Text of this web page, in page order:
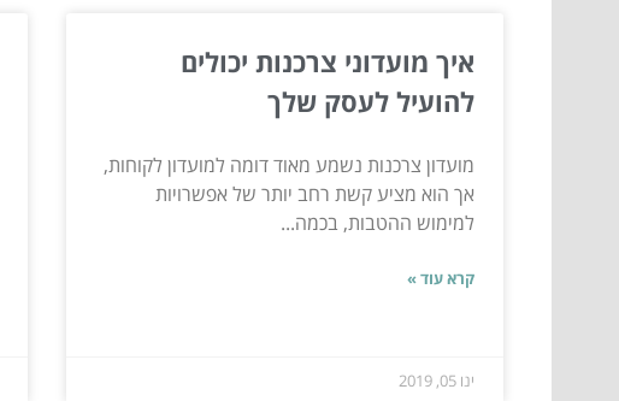
איך מועדוני צרכנות יכולים
להועיל לעסק שלך
מועדון צרכנות נשמע מאוד דומה למועדון לקוחות,
אך הוא מציע קשת רחב יותר של אפשרויות
למימוש ההטבות, בכמה...
קרא עוד »
ינו 05, 2019